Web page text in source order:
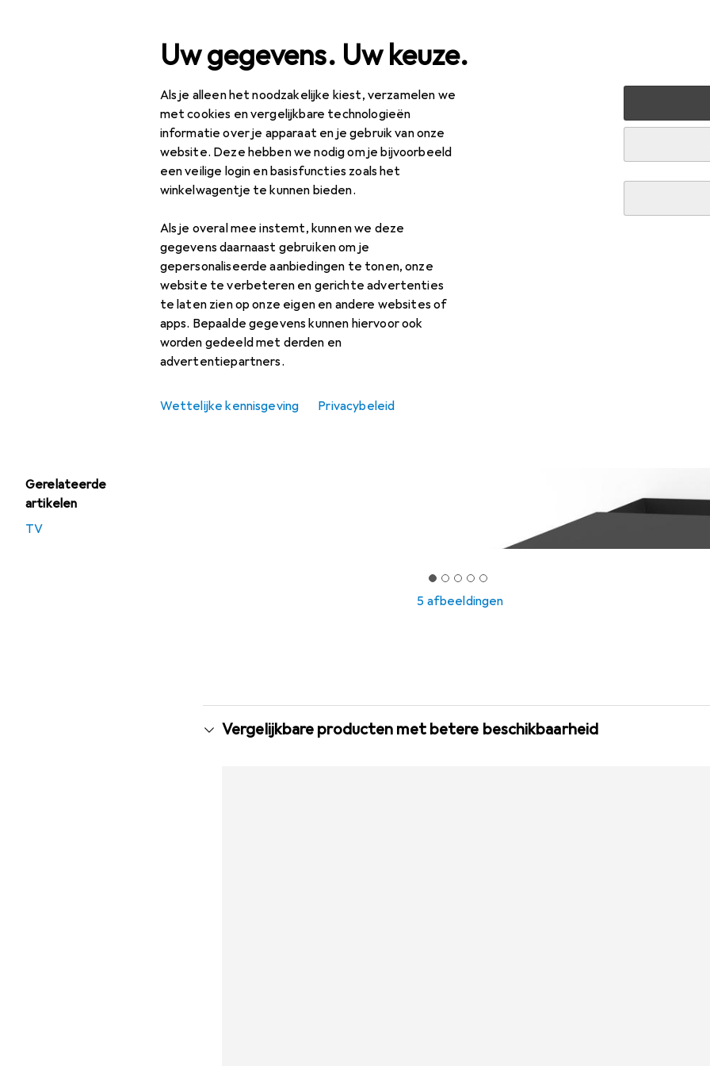
Uw gegevens. Uw keuze.
Als je alleen het noodzakelijke kiest, verzamelen we
met cookies en vergelijkbare technologieën
informatie over je apparaat en je gebruik van onze
website. Deze hebben we nodig om je bijvoorbeeld
een veilige login en basisfuncties zoals het
winkelwagentje te kunnen bieden.
Als je overal mee instemt, kunnen we deze
gegevens daarnaast gebruiken om je
gepersonaliseerde aanbiedingen te tonen, onze
website te verbeteren en gerichte advertenties
te laten zien op onze eigen en andere websites of
apps. Bepaalde gegevens kunnen hiervoor ook
worden gedeeld met derden en
advertentiepartners.
Wettelijke kennisgeving Privacybeleid
Gerelateerde
artikelen
TV
Productassortiment IT + Multimedia TV-
5 afbeeldingen
Vergelijkbare producten met betere beschikbaarheid